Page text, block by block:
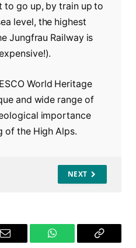
to go up, by train up to
level, the highest
Jungfrau Railway is
World Heritage
and wide range of
importance
of the High Alps.
NEXT
Email WhatsAppCopy